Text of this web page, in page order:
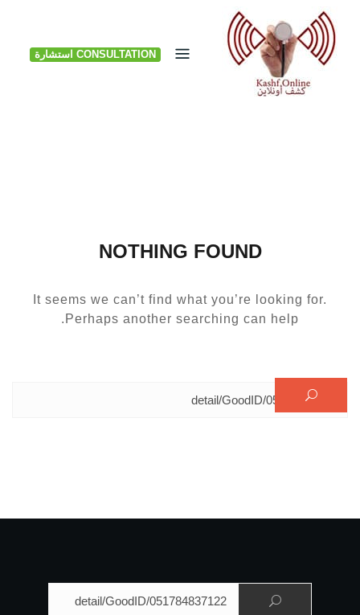
Skip
content
CONSULTATION استشارة
NOTHING FOUND
It seems we can’t find what you’re looking for.
Perhaps another searching can help.
البحث عن: